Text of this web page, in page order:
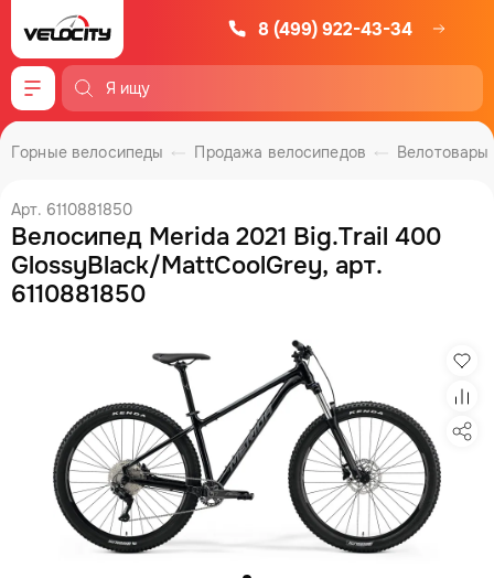
8 (499) 922-43-34
Меню
Велотовары
Продажа велосипедов
Горные велосипеды
Арт. 6110881850
Велосипед Merida 2021 Big.Trail 400
GlossyBlack/MattCoolGrey, арт.
6110881850